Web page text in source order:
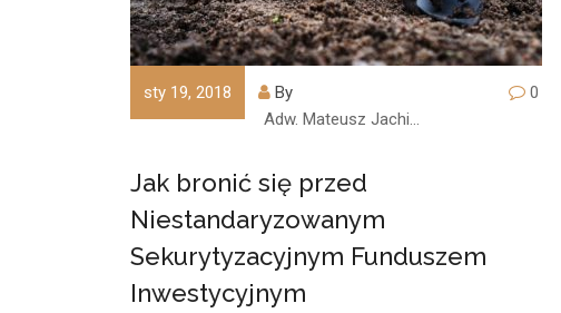
sty 19, 2018
By
Adw. Mateusz Jachimczyk
0
Jak bronić się przed
Niestandaryzowanym
Sekurytyzacyjnym Funduszem
Inwestycyjnym